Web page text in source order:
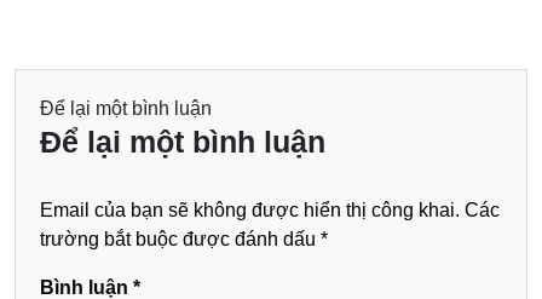
Để lại một bình luận
Để lại một bình luận
Email của bạn sẽ không được hiển thị công khai. Các
trường bắt buộc được đánh dấu *
Bình luận *